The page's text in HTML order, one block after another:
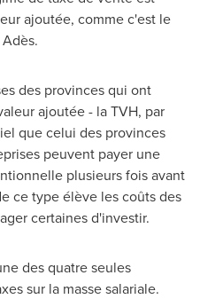
ajoutée, comme c'est le
Adès.
des provinces qui ont
ajoutée - la TVH, par
que celui des provinces
peuvent payer une
plusieurs fois avant
ce type élève les coûts des
certaines d'investir.
des quatre seules
sur la masse salariale.